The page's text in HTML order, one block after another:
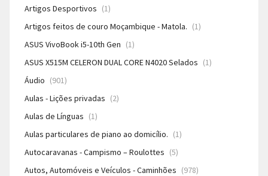
Artigos Desportivos (1)
Artigos feitos de couro Moçambique - Matola. (1)
ASUS VivoBook i5-10th Gen (1)
ASUS X515M CELERON DUAL CORE N4020 Selados (1)
Áudio (901)
Aulas - Lições privadas (2)
Aulas de Línguas (1)
Aulas particulares de piano ao domicílio. (1)
Autocaravanas - Campismo – Roulottes (5)
Autos, Automóveis e Veículos - Caminhões (978)